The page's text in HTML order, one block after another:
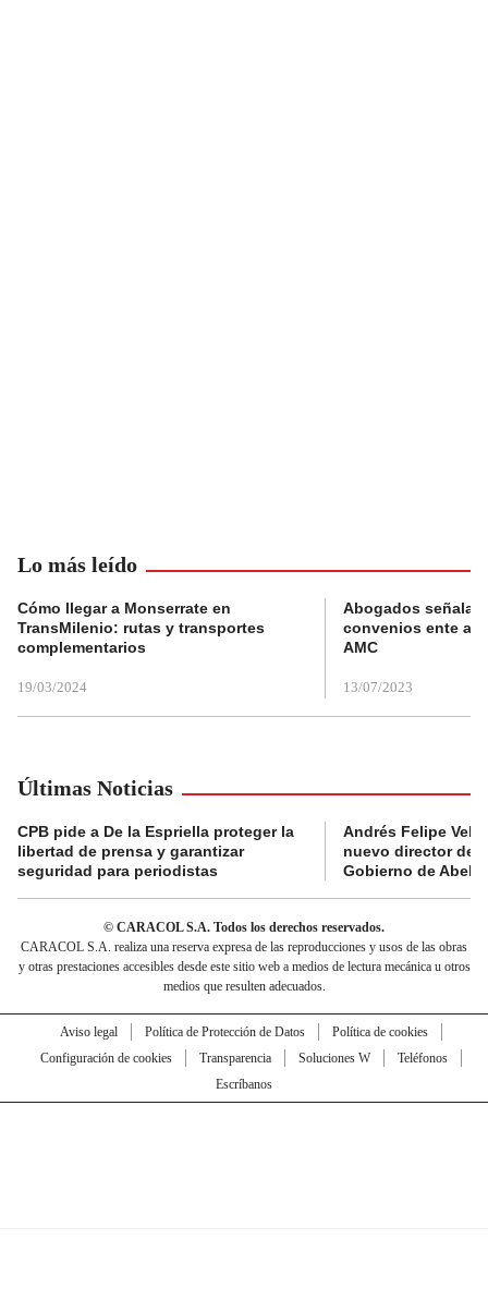
Lo más leído
Cómo llegar a Monserrate en
TransMilenio: rutas y transportes
complementarios
19/03/2024
Abogados
convenios ente
AMC
13/07/2023
Últimas Noticias
CPB pide a De la Espriella proteger la
libertad de prensa y garantizar
seguridad para periodistas
Andrés Felipe
nuevo director de
Gobierno de
© CARACOL S.A. Todos los derechos reservados.
CARACOL S.A. realiza una reserva expresa de las reproducciones y usos de las obras
y otras prestaciones accesibles desde este sitio web a medios de lectura mecánica u otros
medios que resulten adecuados.
Aviso legal Política de Protección de Datos
Política de cookies
Configuración de cookies
Transparencia Soluciones W
Teléfonos
Escríbanos